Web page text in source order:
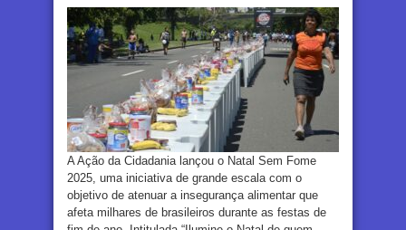
A Ação da Cidadania lançou o Natal Sem Fome
2025, uma iniciativa de grande escala com o
objetivo de atenuar a insegurança alimentar que
afeta milhares de brasileiros durante as festas de